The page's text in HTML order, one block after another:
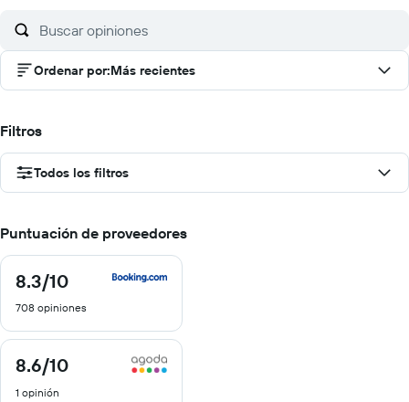
Ordenar por:Más recientes
Filtros
Todos los filtros
Puntuación de proveedores
8.3/10
8.3
10
708 opiniones
8.6/10
8.6
10
1 opinión